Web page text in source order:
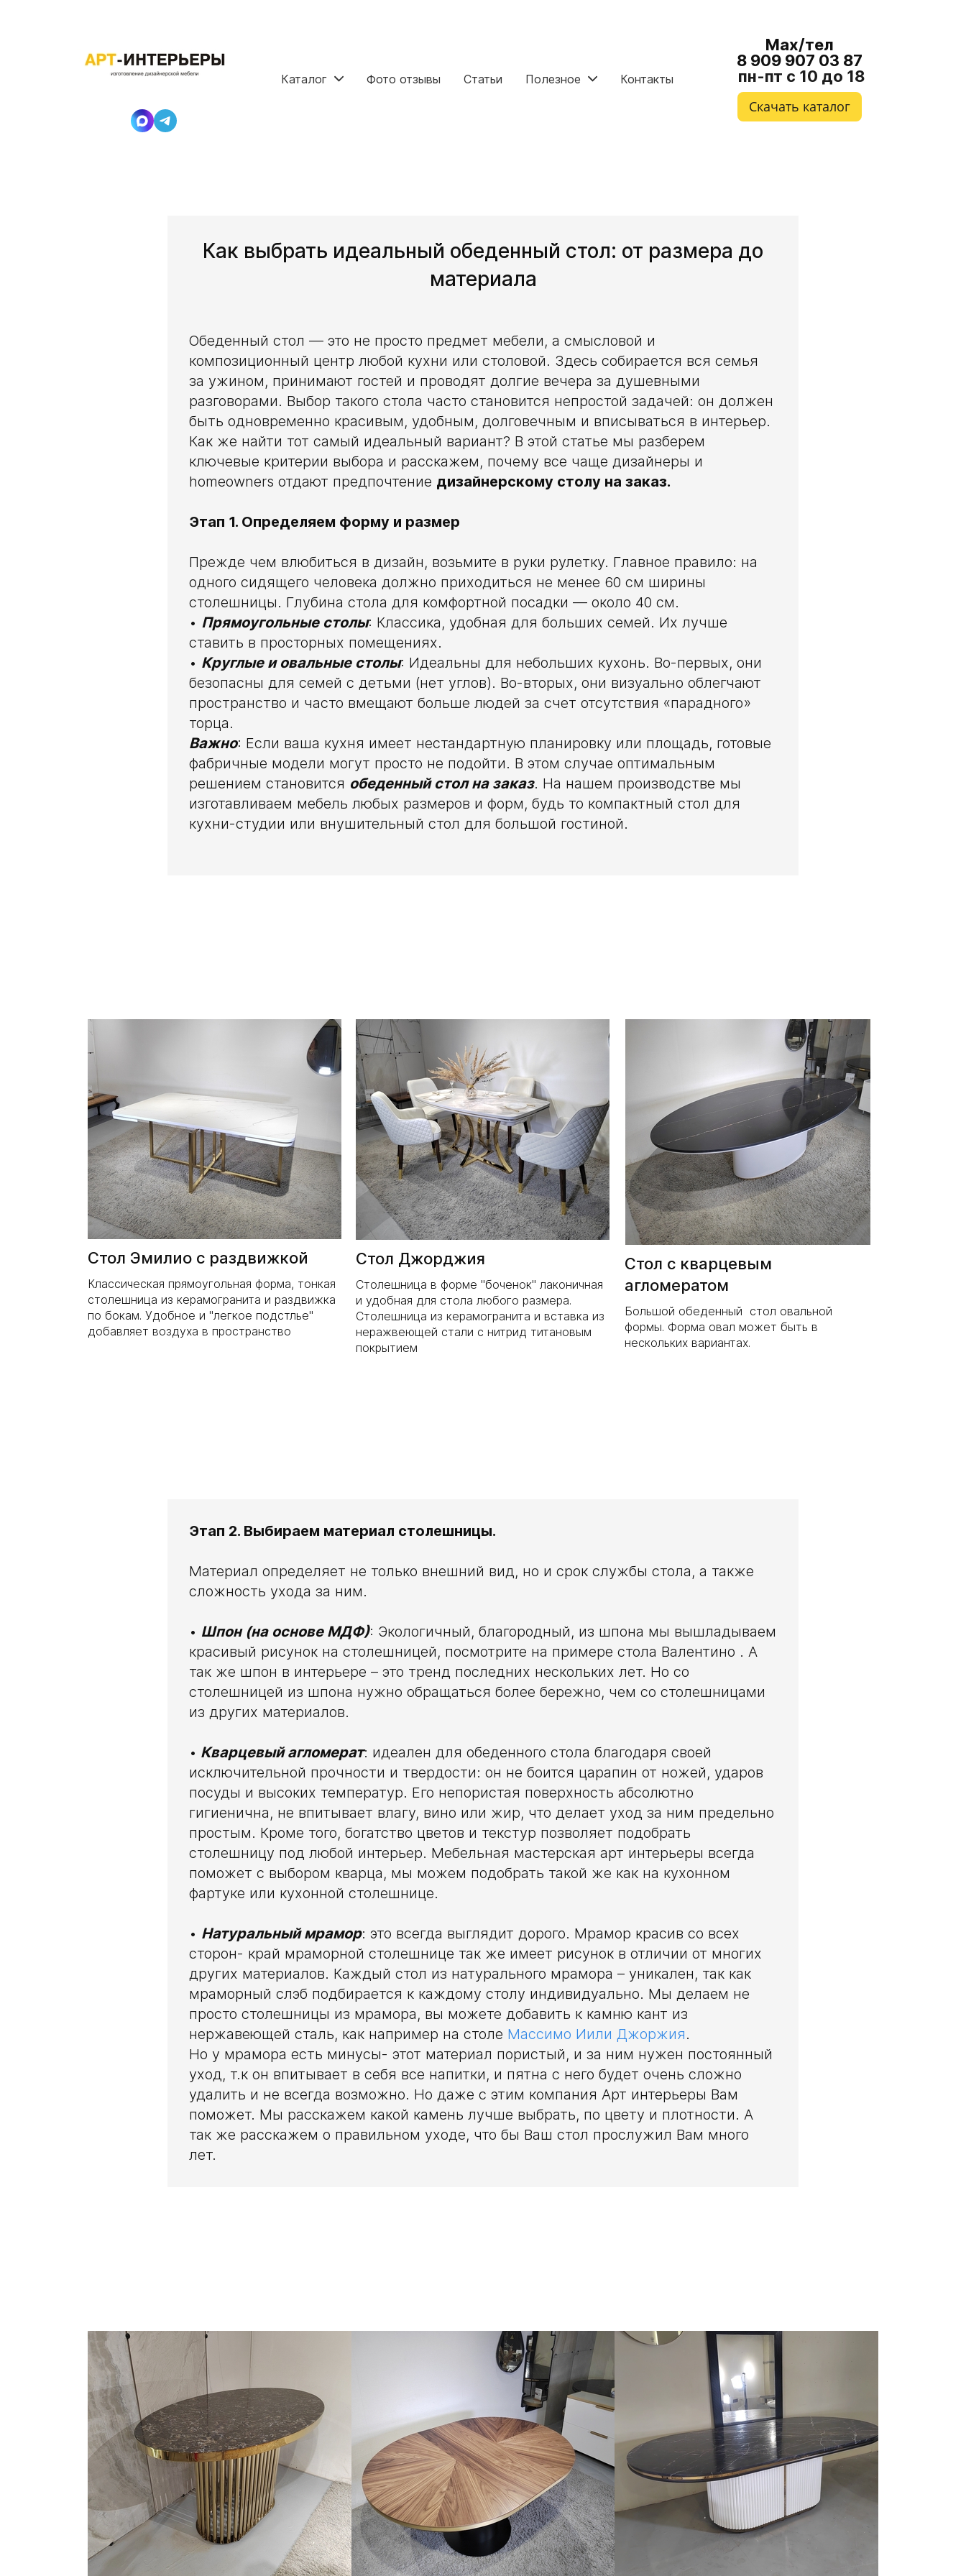
Каталог Фото отзывы Статьи Полезное Контакты
Мах/тел
8 909 907 03 87
пн-пт с 10 до 18
Скачать каталог
Как выбрать идеальный обеденный стол: от размера до
материала
Обеденный стол — это не просто предмет мебели, а смысловой и
композиционный центр любой кухни или столовой. Здесь собирается вся семья
за ужином, принимают гостей и проводят долгие вечера за душевными
разговорами. Выбор такого стола часто становится непростой задачей: он должен
быть одновременно красивым, удобным, долговечным и вписываться в интерьер.
Как же найти тот самый идеальный вариант? В этой статье мы разберем
ключевые критерии выбора и расскажем, почему все чаще дизайнеры и
homeowners отдают предпочтение дизайнерскому столу на заказ.
Этап 1. Определяем форму и размер
Прежде чем влюбиться в дизайн, возьмите в руки рулетку. Главное правило: на
одного сидящего человека должно приходиться не менее 60 см ширины
столешницы. Глубина стола для комфортной посадки — около 40 см.
• Прямоугольные столы: Классика, удобная для больших семей. Их лучше
ставить в просторных помещениях.
• Круглые и овальные столы: Идеальны для небольших кухонь. Во-первых, они
безопасны для семей с детьми (нет углов). Во-вторых, они визуально облегчают
пространство и часто вмещают больше людей за счет отсутствия «парадного»
торца.
Важно: Если ваша кухня имеет нестандартную планировку или площадь, готовые
фабричные модели могут просто не подойти. В этом случае оптимальным
решением становится обеденный стол на заказ. На нашем производстве мы
изготавливаем мебель любых размеров и форм, будь то компактный стол для
кухни-студии или внушительный стол для большой гостиной.
Стол Эмилио с раздвижкой
Классическая прямоугольная форма, тонкая
столешница из керамогранита и раздвижка
по бокам. Удобное и "легкое подстлье"
добавляет воздуха в пространство
Стол Джорджия
Столешница в форме "боченок" лаконичная
и удобная для стола любого размера.
Столешница из керамогранита и вставка из
неражвеющей стали с нитрид титановым
покрытием
Стол с кварцевым
агломератом
Большой обеденный стол овальной
формы. Форма овал может быть в
нескольких вариантах.
Этап 2. Выбираем материал столешницы.
Материал определяет не только внешний вид, но и срок службы стола, а также
сложность ухода за ним.
• Шпон (на основе МДФ): Экологичный, благородный, из шпона мы вышладываем
красивый рисунок на столешницей, посмотрите на примере стола Валентино . А
так же шпон в интерьере – это тренд последних нескольких лет. Но со
столешницей из шпона нужно обращаться более бережно, чем со столешницами
из других материалов.
• Кварцевый агломерат: идеален для обеденного стола благодаря своей
исключительной прочности и твердости: он не боится царапин от ножей, ударов
посуды и высоких температур. Его непористая поверхность абсолютно
гигиенична, не впитывает влагу, вино или жир, что делает уход за ним предельно
простым. Кроме того, богатство цветов и текстур позволяет подобрать
столешницу под любой интерьер. Мебельная мастерская арт интерьеры всегда
поможет с выбором кварца, мы можем подобрать такой же как на кухонном
фартуке или кухонной столешнице.
• Натуральный мрамор: это всегда выглядит дорого. Мрамор красив со всех
сторон- край мраморной столешнице так же имеет рисунок в отличии от многих
других материалов. Каждый стол из натурального мрамора – уникален, так как
мраморный слэб подбирается к каждому столу индивидуально. Мы делаем не
просто столешницы из мрамора, вы можете добавить к камню кант из
нержавеющей сталь, как например на столе Массимо Иили Джоржия.
Но у мрамора есть минусы- этот материал пористый, и за ним нужен постоянный
уход, т.к он впитывает в себя все напитки, и пятна с него будет очень сложно
удалить и не всегда возможно. Но даже с этим компания Арт интерьеры Вам
поможет. Мы расскажем какой камень лучше выбрать, по цвету и плотности. А
так же расскажем о правильном уходе, что бы Ваш стол прослужил Вам много
лет.